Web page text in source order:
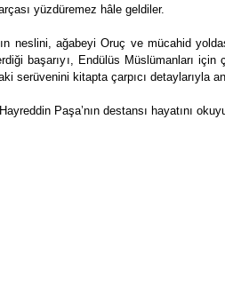
yüzdüremez hâle geldiler.
neslini, ağabeyi Oruç ve mücahid
başarıyı, Endülüs Müslümanları
serüvenini kitapta çarpıcı detaylarıyla
Paşa’nın destansı hayatını